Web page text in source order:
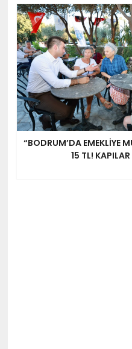
“BODRUM’DA EMEKLİYE
15 TL!